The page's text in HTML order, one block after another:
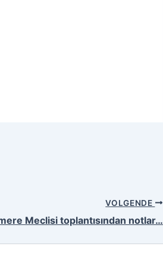
VOLGENDE
Meclisi toplantısından notlar…